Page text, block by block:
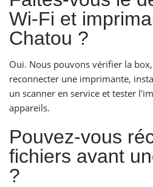
Wi-Fi et
Chatou ?
Oui. Nous pouvons vérifier la
reconnecter une imprimante,
un scanner en service et tester
appareils.
Pouvez-vous
fichiers avant
?